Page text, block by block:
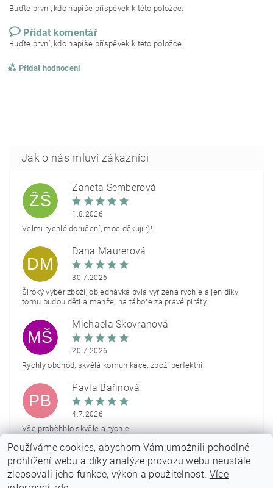
Buďte první, kdo napíše příspěvek k této položce.
Přidat komentář
Buďte první, kdo napíše příspěvek k této položce.
Přidat hodnocení
ŽŠ
Žaneta Šemberová
1.8.2026
Velmi rychlé doručení, moc děkuji :)!
DM
Dana Maurerová
30.7.2026
Široký výběr zboží, objednávka byla vyřízena rychle a jen díky
tomu budou děti a manžel na táboře za pravé piráty.
MŠ
Michaela Škovranová
20.7.2026
Rychlý obchod, skvělá komunikace, zboží perfektní
PB
Pavla Bařinová
4.7.2026
Vše proběhhlo skvěle a rychle
Zobrazit další hodnocení
Používáme cookies, abychom Vám umožnili pohodlné
prohlížení webu a díky analýze provozu webu neustále
zlepsovali jeho funkce, výkon a použitelnost. Více